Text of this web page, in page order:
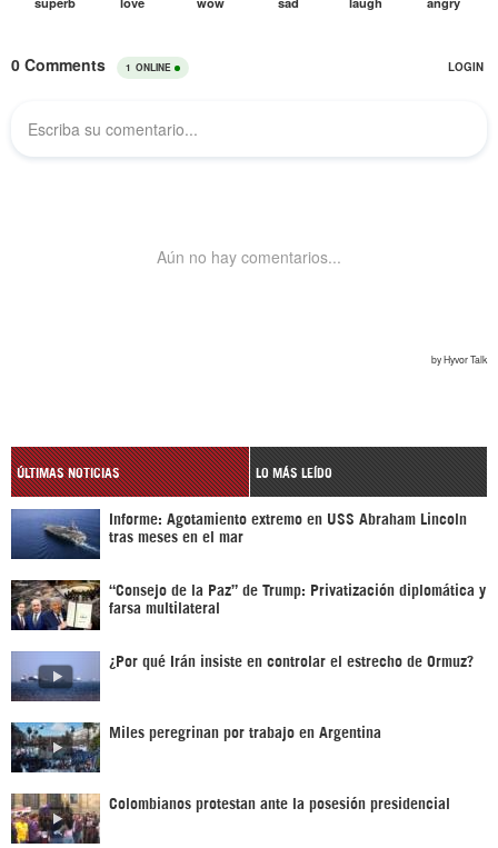
ÚLTIMAS NOTICIAS LO MÁS LEÍDO
Informe: Agotamiento extremo en USS Abraham Lincoln
tras meses en el mar
“Consejo de la Paz” de Trump: Privatización diplomática y
farsa multilateral
¿Por qué Irán insiste en controlar el estrecho de Ormuz?
Miles peregrinan por trabajo en Argentina
Colombianos protestan ante la posesión presidencial